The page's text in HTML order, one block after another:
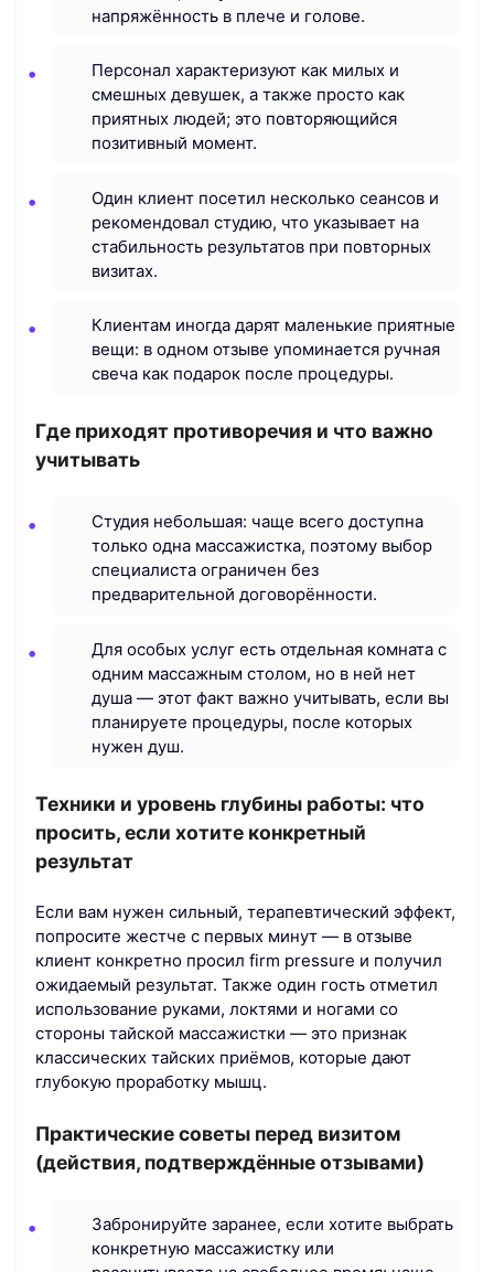
напряжённость в плече и голове.
Персонал характеризуют как милых и
смешных девушек, а также просто как
приятных людей; это повторяющийся
позитивный момент.
Один клиент посетил несколько сеансов и
рекомендовал студию, что указывает на
стабильность результатов при повторных
визитах.
Клиентам иногда дарят маленькие приятные
вещи: в одном отзыве упоминается ручная
свеча как подарок после процедуры.
Где приходят противоречия и что важно
учитывать
Студия небольшая: чаще всего доступна
только одна массажистка, поэтому выбор
специалиста ограничен без
предварительной договорённости.
Для особых услуг есть отдельная комната с
одним массажным столом, но в ней нет
душа — этот факт важно учитывать, если вы
планируете процедуры, после которых
нужен душ.
Техники и уровень глубины работы: что
просить, если хотите конкретный
результат
Если вам нужен сильный, терапевтический эффект,
попросите жестче с первых минут — в отзыве
клиент конкретно просил firm pressure и получил
ожидаемый результат. Также один гость отметил
использование руками, локтями и ногами со
стороны тайской массажистки — это признак
классических тайских приёмов, которые дают
глубокую проработку мышц.
Практические советы перед визитом
(действия, подтверждённые отзывами)
Забронируйте заранее, если хотите выбрать
конкретную массажистку или